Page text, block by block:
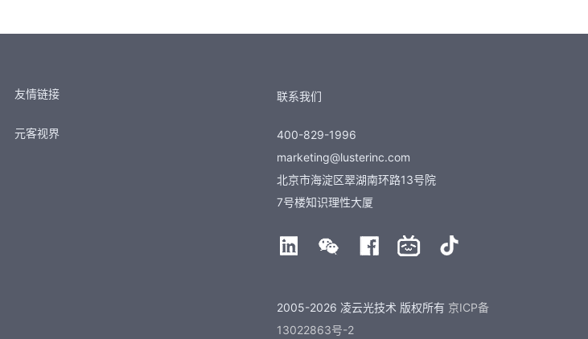
友情链接
元客视界
联系我们
400-829-1996
marketing@lusterinc.com
北京市海淀区翠湖南环路13号院
7号楼知识理性大厦
2005-2026 凌云光技术 版权所有 京ICP备
13022863号-2